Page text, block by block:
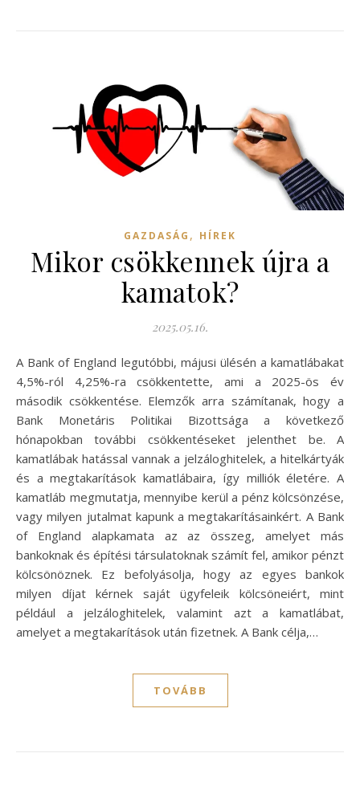
GAZDASÁG , HÍREK
Mikor csökkennek újra a
kamatok?
2025.05.16.
A Bank of England legutóbbi, májusi ülésén a kamatlábakat
4,5%-ról 4,25%-ra csökkentette, ami a 2025-ös év
második csökkentése. Elemzők arra számítanak, hogy a
Bank Monetáris Politikai Bizottsága a következő
hónapokban további csökkentéseket jelenthet be. A
kamatlábak hatással vannak a jelzáloghitelek, a hitelkártyák
és a megtakarítások kamatlábaira, így milliók életére. A
kamatláb megmutatja, mennyibe kerül a pénz kölcsönzése,
vagy milyen jutalmat kapunk a megtakarításainkért. A Bank
of England alapkamata az az összeg, amelyet más
bankoknak és építési társulatoknak számít fel, amikor pénzt
kölcsönöznek. Ez befolyásolja, hogy az egyes bankok
milyen díjat kérnek saját ügyfeleik kölcsöneiért, mint
például a jelzáloghitelek, valamint azt a kamatlábat,
amelyet a megtakarítások után fizetnek. A Bank célja,…
TOVÁBB